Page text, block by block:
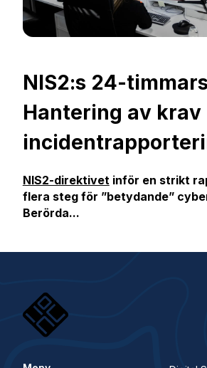
NIS2:s 24-
Hantering av krav
NIS2-direktivetinför en strikt
flera steg för ”betydande”
Berörda...